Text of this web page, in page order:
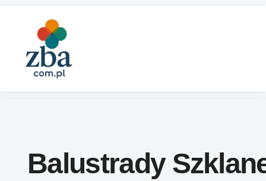
Balustrady